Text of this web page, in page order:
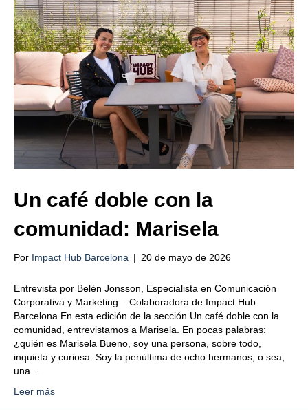
Un café doble con la
comunidad: Marisela
Por Impact Hub Barcelona | 20 de mayo de 2026
Entrevista por Belén Jonsson, Especialista en Comunicación
Corporativa y Marketing – Colaboradora de Impact Hub
Barcelona En esta edición de la sección Un café doble con la
comunidad, entrevistamos a Marisela. En pocas palabras:
¿quién es Marisela Bueno, soy una persona, sobre todo,
inquieta y curiosa. Soy la penúltima de ocho hermanos, o sea,
una…
Leer más